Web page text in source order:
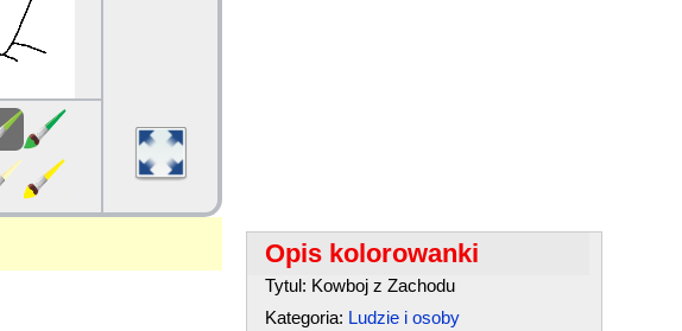
Opis kolorowanki
Tytul: Kowboj z Zachodu
Kategoria: Ludzie i osoby